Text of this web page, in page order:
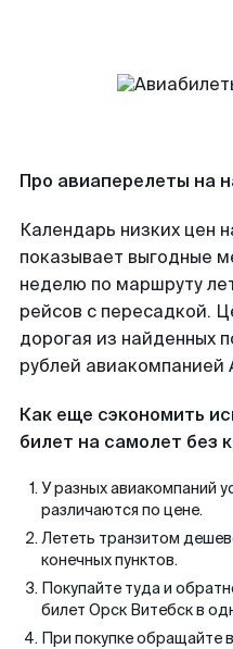
Про авиаперелеты на
Календарь низких цен
показывает выгодные
неделю по маршруту
рейсов с пересадкой.
дорогая из найденных
рублей авиакомпанией
Как еще сэкономить
билет на самолет без
У разных авиакомпаний
различаются по цене.
Лететь транзитом
конечных пунктов.
Покупайте туда и
билет Орск Витебск в
При покупке обращайте